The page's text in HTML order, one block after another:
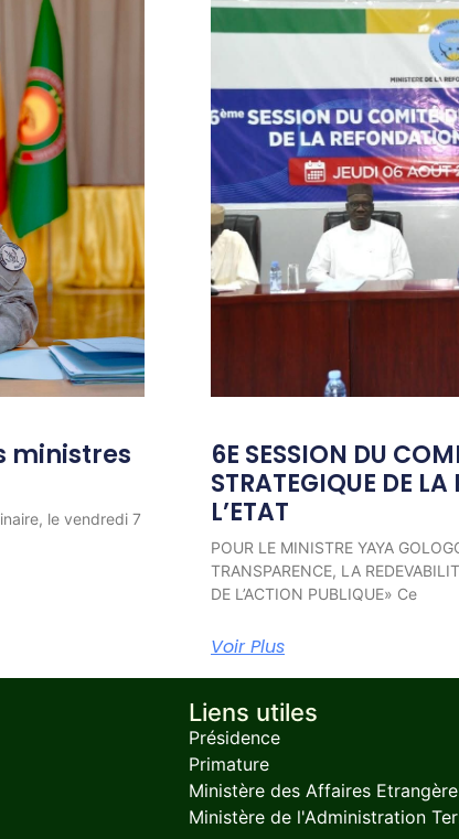
ministres
le vendredi 7
6E SESSION DU
STRATEGIQUE DE
L’ETAT
POUR LE MINISTRE YAYA
TRANSPARENCE, LA
DE L’ACTION PUBLIQUE» Ce
Voir Plus
Liens utiles
Présidence
Primature
Ministère des Affaires
Ministère de l'Administration